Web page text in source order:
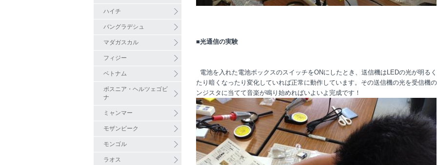
ハイチ
バングラデシュ
マダガスカル
フィジー
ベトナム
ボスニア・ヘルツェゴビ
ナ
ミャンマー
モザンビーク
モンゴル
ラオス
■光通信の実験
電池を入れた電池ボックスのスイッチをONにしたとき、送信機はLEDの光が明る
たり暗くなったり変化していれば正常に動作しています。その送信機の光を受信機
ンジスタに当てて音楽が鳴り始めればいよいよ完成です！